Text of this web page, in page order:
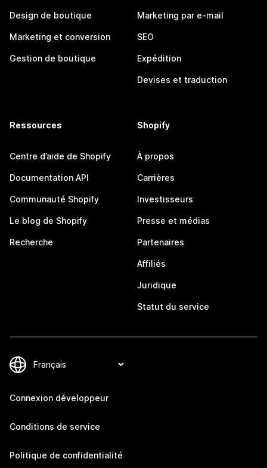
Design de boutique
Marketing et conversion
Gestion de boutique
Marketing par e-mail
SEO
Expédition
Devises et traduction
Ressources
Centre d’aide de Shopify
Documentation API
Communauté Shopify
Le blog de Shopify
Recherche
Shopify
À propos
Carrières
Investisseurs
Presse et médias
Partenaires
Affiliés
Juridique
Statut du service
Connexion développeur
Conditions de service
Politique de confidentialité